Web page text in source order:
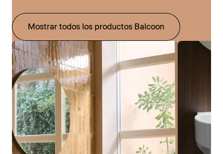
Mostrar todos los productos Balcoon